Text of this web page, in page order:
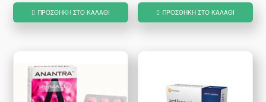
€29.90.είναι:
ΠΡΟΣΘΉΚΗ ΣΤΟ ΚΑΛΆΘΙ ΠΡΟΣΘΉΚΗ ΣΤΟ ΚΑΛΆΘΙ